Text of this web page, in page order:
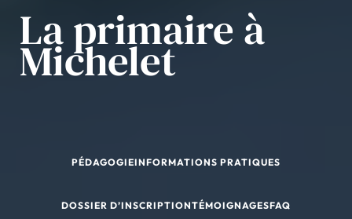
La primaire à
Michelet
PÉDAGOGIEINFORMATIONS PRATIQUES
DOSSIER D’INSCRIPTIONTÉMOIGNAGESFAQ